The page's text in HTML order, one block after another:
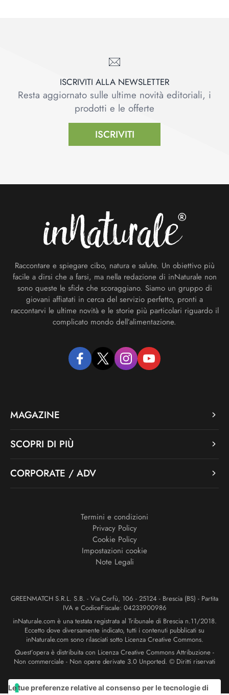
ISCRIVITI ALLA NEWSLETTER
Resta aggiornato sulle ultime novità editoriali, i
prodotti e le offerte
ISCRIVITI
Raccontare e spiegare cibo, natura e salute. Un obiettivo più
facile a dirsi che a farsi, ma nella redazione di inNaturale non
sono queste le sfide che scoraggiano. Siamo un gruppo di
giovani affiatati in cerca del servizio perfetto, pronti a
raccontarvi le ultime novità e le storie più particolari riguardo il
complicato mondo dell’alimentazione.
facebooktwitter instagramyoutube
MAGAZINE
SCOPRI DI PIÙ
CORPORATE / ADV
Termini e condizioni
Privacy Policy
Cookie Policy
Impostazioni cookie
Note Legali
GREENMATCH S.R.L. S.B. - Via Corfù, 106 - 25124 - Brescia (BS) - Partita
IVA e CodiceFiscale: 04233900986
inNaturale.com è una testata registrata al Tribunale di Brescia n.11/2018.
Eccetto dove diversamente indicato, tutti i contenuti pubblicati su
inNaturale.com sono rilasciati sotto Licenza Creative Commons.
Quest’opera è distribuita con Licenza Creative Commons Attribuzione -
Non commerciale - Non opere derivate 3.0 Unported. © Diritti riservati
Le tue preferenze relative al consenso per le tecnologie di